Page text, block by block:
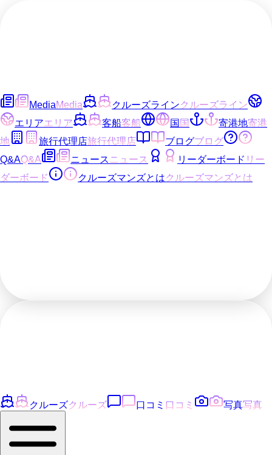
MediaMedia クルーズラインクルーズライン
エリアエリア 客船客船 国国 寄港地寄港
地
旅行代理店旅行代理店 ブログブログ
Q&AQ&A ニュース ニュース リーダーボード リー
ダーボード
クルーズマンズとはクルーズマンズとは
クルーズクルーズ 口コミ 口コミ 写真写真